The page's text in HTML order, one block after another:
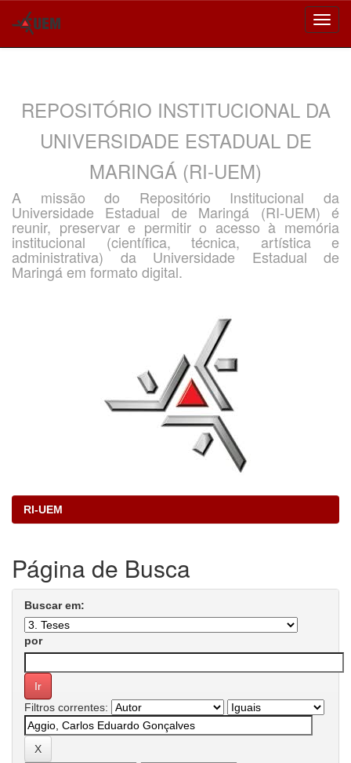
REPOSITÓRIO INSTITUCIONAL DA
UNIVERSIDADE ESTADUAL DE
MARINGÁ (RI-UEM)
A missão do Repositório Institucional da
Universidade Estadual de Maringá (RI-UEM) é
reunir, preservar e permitir o acesso à memória
institucional (científica, técnica, artística e
administrativa) da Universidade Estadual de
Maringá em formato digital.
RI-UEM
Página de Busca
Buscar em:
por
Filtros correntes: